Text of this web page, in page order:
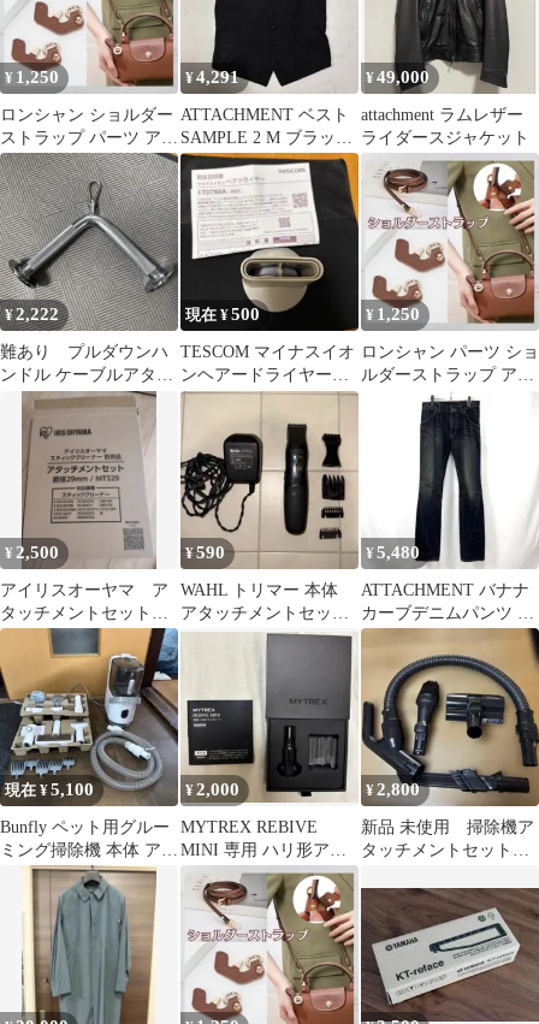
¥ 1,250
ロンシャン ショルダー
ストラップ パーツ アタ
ッチメント トートバッ
グ
¥4,291
ATTACHMENT ベスト
SAMPLE 2 M ブラック
ダークグレー
¥49,000
attachment ラムレザー
ライダースジャケット
¥2,222
難あり プルダウンハ
ンドル ケーブルアタッ
チメント Vバー
現在 ¥500
TESCOM マイナスイオ
ンヘアードライヤー
TD760A アタッチメン
ト
¥ 1,250
ロンシャン パーツ ショ
ルダーストラップ アタ
ッチメント トートバッ
¥ 2,500
アイリスオーヤマ ア
タッチメントセット
クリーナー
¥590
WAHL トリマー 本体
アタッチメントセット
（部品取り用）
¥5,480
ATTACHMENT バナナ
カーブデニムパンツ 立
体裁断 日本製 Y2K 2
現在 ¥5,100
Bunfly ペット用グルー
ミング掃除機 本体 アタ
ッチメントセット
¥2,000
MYTREX REBIVE
MINI 専用 ハリ形アタ
ッチメント ピンポイン
ト
¥2,800
新品 未使用 掃除機ア
タッチメントセット